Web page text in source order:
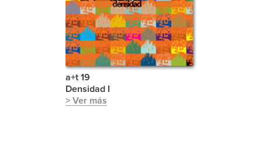
a+t 19
Densidad I
> Ver más